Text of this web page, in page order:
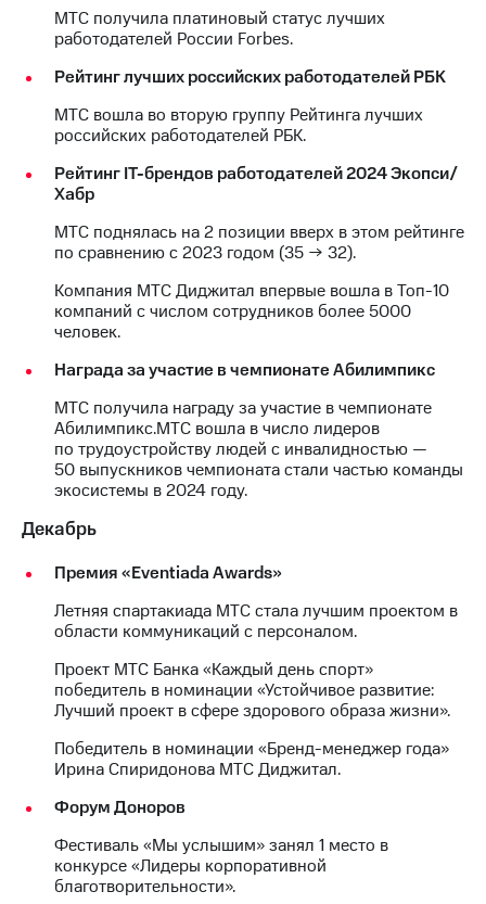
МТС получила платиновый статус лучших
работодателей России Forbes.
Рейтинг лучших российских работодателей РБК
МТС вошла во вторую группу Рейтинга лучших
российских работодателей РБК.
Рейтинг IT-брендов работодателей 2024 Экопси/
Хабр
МТС поднялась на 2 позиции вверх в этом рейтинге
по сравнению с 2023 годом (35 → 32).
Компания МТС Диджитал впервые вошла в Топ-10
компаний с числом сотрудников более 5000
человек.
Награда за участие в чемпионате Абилимпикс
МТС получила награду за участие в чемпионате
Абилимпикс.МТС вошла в число лидеров
по трудоустройству людей с инвалидностью —
50 выпускников чемпионата стали частью команды
экосистемы в 2024 году.
Декабрь
Премия «Eventiada Awards»
Летняя спартакиада МТС стала лучшим проектом в
области коммуникаций с персоналом.
Проект МТС Банка «Каждый день спорт»
победитель в номинации «Устойчивое развитие:
Лучший проект в сфере здорового образа жизни».
Победитель в номинации «Бренд-менеджер года»
Ирина Спиридонова МТС Диджитал.
Форум Доноров
Фестиваль «Мы услышим» занял 1 место в
конкурсе «Лидеры корпоративной
благотворительности».